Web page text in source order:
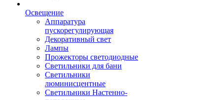
Освещение
Аппаратура
пускорегулирующая
Декоративный свет
Лампы
Прожекторы светодиодные
Светильники для бани
Светильники
люминисцентные
Светильники Настенно-